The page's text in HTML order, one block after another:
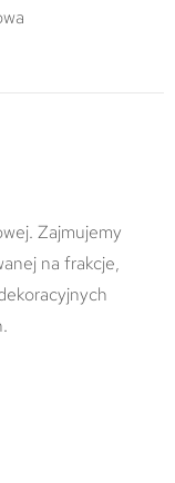
Zajmujemy
na frakcje,